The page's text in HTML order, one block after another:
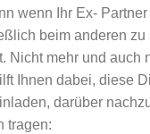
wenn Ihr Ex-
beim anderen
Nicht mehr und
Ihnen dabei, diese
darüber
tragen: